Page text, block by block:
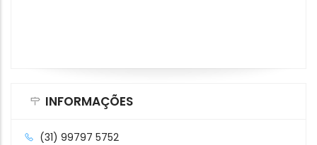
INFORMAÇÕES
(31) 99797 5752